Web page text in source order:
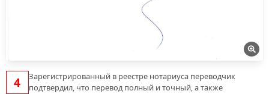
Зарегистрированный в реестре нотариуса переводчик
подтвердил, что перевод полный и точный, а также